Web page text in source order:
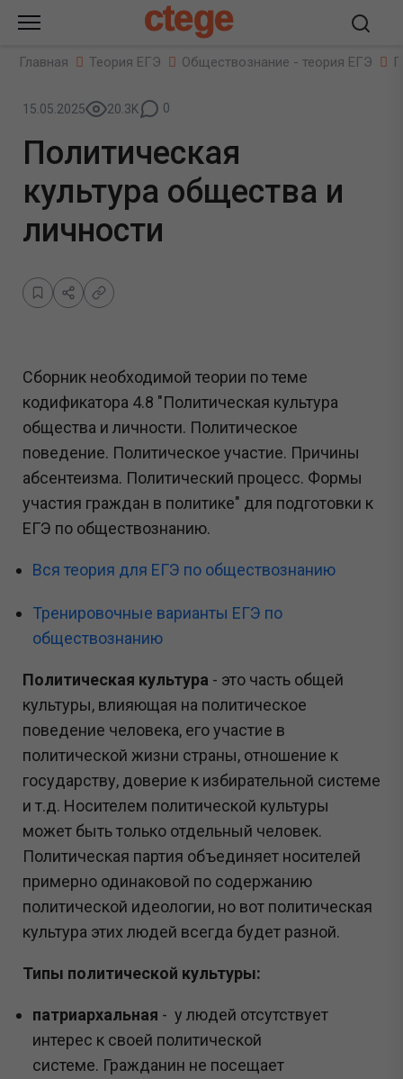
ctege
Главная Теория ЕГЭ Обществознание - теория ЕГЭ
15.05.2025 20.3K 0
Политическая
культура общества и
личности
Сборник необходимой теории по теме
кодификатора 4.8 "Политическая культура
общества и личности. Политическое
поведение. Политическое участие. Причины
абсентеизма. Политический процесс. Формы
участия граждан в политике" для подготовки к
ЕГЭ по обществознанию.
Вся теория для ЕГЭ по обществознанию
Тренировочные варианты ЕГЭ по
обществознанию
Политическая культура - это часть общей
культуры, влияющая на политическое
поведение человека, его участие в
политической жизни страны, отношение к
государству, доверие к избирательной системе
и т.д. Носителем политической культуры
может быть только отдельный человек.
Политическая партия объединяет носителей
примерно одинаковой по содержанию
политической идеологии, но вот политическая
культура этих людей всегда будет разной.
Типы политической культуры:
патриархальная - у людей отсутствует
интерес к своей политической
системе. Гражданин не посещает